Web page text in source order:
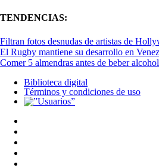
TENDENCIAS:
Filtran fotos desnudas de artistas de
El Rugby mantiene su desarrollo en
Comer 5 almendras antes de beber
Biblioteca digital
Términos y condiciones de uso